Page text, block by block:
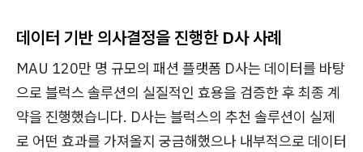
데이터 기반 의사결정을 진행한 D사 사례
MAU 120만 명 규모의 패션 플랫폼 D사는 데이터를 바탕
으로 블럭스 솔루션의 실질적인 효용을 검증한 후 최종 계
약을 진행했습니다. D사는 블럭스의 추천 솔루션이 실제
로 어떤 효과를 가져올지 궁금해했으나 내부적으로 데이터